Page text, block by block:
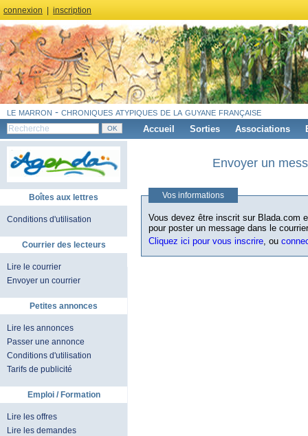
connexion inscription
le marron - chroniques atypiques de la guyane française
Accueil Sorties Associations
Boîtes aux lettres
Conditions d'utilisation
Courrier des lecteurs
Lire le courrier
Envoyer un courrier
Petites annonces
Lire les annonces
Passer une annonce
Conditions d'utilisation
Tarifs de publicité
Emploi / Formation
Lire les offres
Lire les demandes
Envoyer un
Vos informations
Vous devez être inscrit sur Blada.com
pour poster un message dans le
Cliquez ici pour vous inscrire, ou